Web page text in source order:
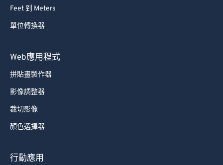
Feet 到 Meters
單位轉換器
Web應用程式
拼貼畫製作器
影像調整器
裁切影像
顏色選擇器
行動應用